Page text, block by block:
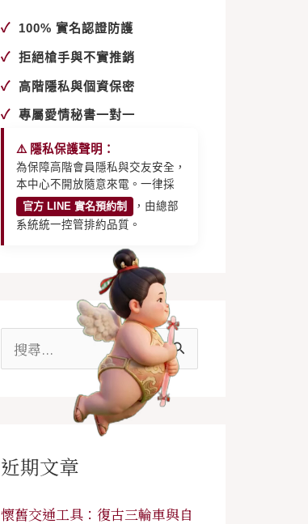
✓ 100% 實名認證防護
✓ 拒絕槍手與不實推銷
✓ 高階隱私與個資保密
✓ 專屬愛情秘書一對一
⚠️ 隱私保護聲明：
為保障高階會員隱私與交友安全，
本中心不開放隨意來電。一律採
官方 LINE 實名預約制
，由總部
系統統一控管排約品質。
字
近期文章
懷舊交通工具：復古三輪車與自